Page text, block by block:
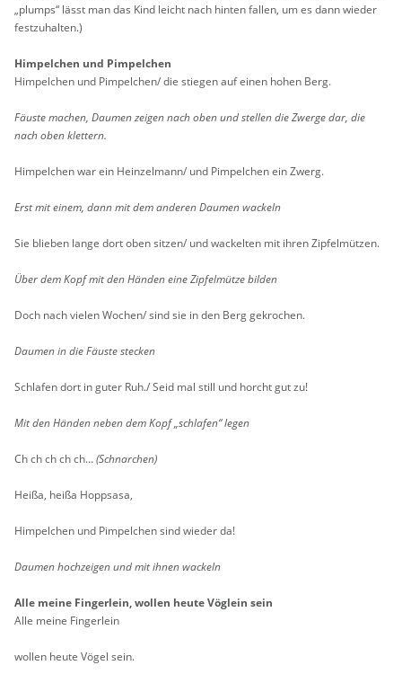
„plumps“ lässt man das Kind leicht nach hin­ten fal­len, um es dann wie­der
fest­zu­hal­ten.)
Him­pel­chen und Pim­pel­chen
Him­pel­chen und Pim­pel­chen/ die stie­gen auf einen hohen Berg.
Fäus­te ma­chen, Dau­men zei­gen nach oben und stel­len die Zwer­ge dar, die
nach oben klet­tern.
Him­pel­chen war ein Hein­zel­mann/ und Pim­pel­chen ein Zwerg.
Erst mit einem, dann mit dem an­de­ren Dau­men wa­ckeln
Sie blie­ben lange dort oben sit­zen/ und wa­ckel­ten mit ihren Zip­fel­müt­zen.
Über dem Kopf mit den Hän­den eine Zip­fel­müt­ze bil­den
Doch nach vie­len Wo­chen/ sind sie in den Berg ge­kro­chen.
Dau­men in die Fäus­te ste­cken
Schla­fen dort in guter Ruh./ Seid mal still und horcht gut zu!
Mit den Hän­den neben dem Kopf „schla­fen“ legen
Ch ch ch ch ch…(Schnar­chen)
Heißa, heißa Hopp­sa­sa,
Him­pel­chen und Pim­pel­chen sind wie­der da!
Dau­men hoch­zei­gen und mit ihnen wa­ckeln
Alle meine Fin­ger­lein, wol­len heute Vög­lein sein
Alle meine Fin­ger­lein
wol­len heute Vögel sein.